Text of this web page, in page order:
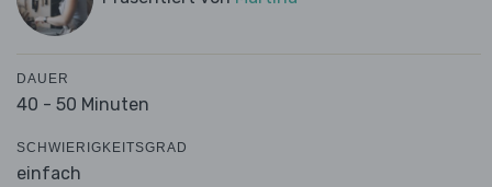
DAUER
40 - 50 Minuten
SCHWIERIGKEITSGRAD
einfach